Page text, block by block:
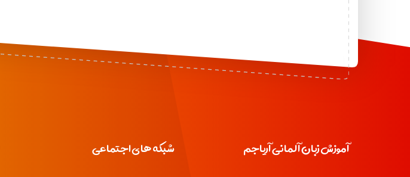
آموزش زبان آلمانی آریاجم شبکه های اجتماعی